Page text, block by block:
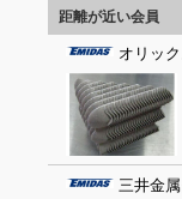
距離が近い会員
オリッ
三井金